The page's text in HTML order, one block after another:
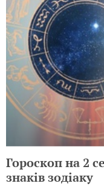
Гороскоп на 2
знаків зодіаку